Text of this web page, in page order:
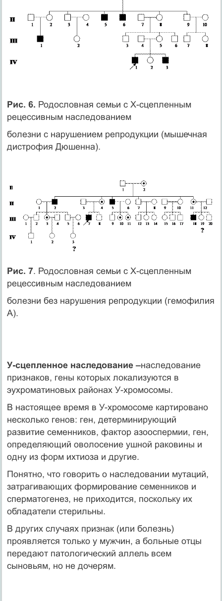
Рис. 6. Родословная семьи с Х-сцепленным
рецессивным наследованием
болезни с нарушением репродукции (мышечная
дистрофия Дюшенна).
Рис. 7. Родословная семьи с Х-сцепленным
рецессивным наследованием
болезни без нарушения репродукции (гемофилия
А).
У-сцепленное наследование –наследование
признаков, гены которых локализуются в
эухроматиновых районах У-хромосомы.
В настоящее время в У-хромосоме картировано
несколько генов: ген, детерминирующий
развитие семенников, фактор азооспермии, ген,
определяющий оволосение ушной раковины и
одну из форм ихтиоза и другие.
Понятно, что говорить о наследовании мутаций,
затрагивающих формирование семенников и
сперматогенез, не приходится, поскольку их
обладатели стерильны.
В других случаях признак (или болезнь)
проявляется только у мужчин, а больные отцы
передают патологический аллель всем
сыновьям, но не дочерям.